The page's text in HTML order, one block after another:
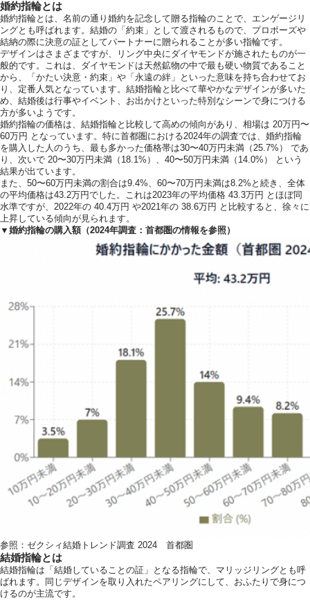
運営会社情報
婚約指輪とは
婚約指輪とは、名前の通り婚約を記念して贈る指輪のことで、エンゲージリ
ングとも呼ばれます。結婚の「約束」として渡されるもので、プロポーズや
結納の際に決意の証としてパートナーに贈られることが多い指輪です。
デザインはさまざまですが、リング中央にダイヤモンドが施されたものが一
般的です。これは、ダイヤモンドは天然鉱物の中で最も硬い物質であること
から、「かたい決意・約束」や「永遠の絆」といった意味を持ち合わせてお
り、定番人気となっています。結婚指輪と比べて華やかなデザインが多いた
め、結婚後は行事やイベント、お出かけといった特別なシーンで身につける
方が多いようです。
婚約指輪の価格は、結婚指輪と比較して高めの傾向があり、相場は 20万円〜
60万円 となっています。特に首都圏における2024年の調査では、婚約指輪
を購入した人のうち、最も多かった価格帯は30〜40万円未満（25.7%） であ
り、次いで 20〜30万円未満（18.1%）、40〜50万円未満（14.0%） という
結果が出ています。
また、50〜60万円未満の割合は9.4%、60〜70万円未満は8.2%と続き、全体
の平均価格は43.2万円でした。これは2023年の平均価格 43.3万円 とほぼ同
水準ですが、2022年の 40.4万円 や2021年の 38.6万円 と比較すると、徐々に
上昇している傾向が見られます。
▼婚約指輪の購入額（2024年調査：首都圏の情報を参照）
参照： ゼクシィ結婚トレンド調査 2024 首都圏
結婚指輪とは
結婚指輪は「結婚していることの証」となる指輪で、マリッジリングとも呼
ばれます。同じデザインを取り入れたペアリングにして、おふたりで身につ
けるのが主流です。